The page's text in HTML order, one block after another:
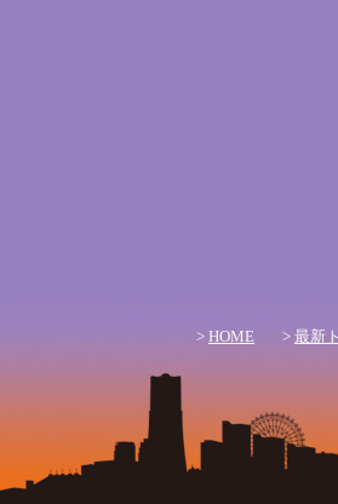
> HOME > 最新